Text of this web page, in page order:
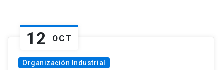
12 OCT
Organización Industrial